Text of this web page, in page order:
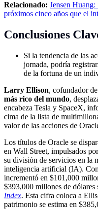
Relacionado: Jensen
próximos cinco años que el
Conclusiones
Si la tendencia de las
jornada, podría
de la fortuna de un
Larry Ellison, cofundador
más rico del mundo,
encabeza Tesla y SpaceX,
cima de la lista de
valor de las acciones de
Los títulos de Oracle se
en Wall Street, impulsados
su división de servicios en la
inteligencia artificial (IA).
incrementó en $101,000
$393,000 millones de dólares
Index. Esta cifra coloca a
patrimonio se estima en